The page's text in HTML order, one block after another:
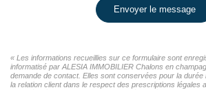
Envoyer le message
« Les informations recueillies sur ce formulaire sont
informatisé par ALESIA IMMOBILIER Chalons en
demande de contact. Elles sont conservées pour la
la relation client dans le respect des prescriptions légales